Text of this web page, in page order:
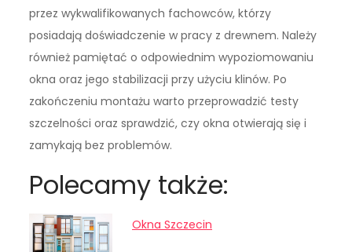
przez wykwalifikowanych fachowców, którzy
posiadają doświadczenie w pracy z drewnem. Należy
również pamiętać o odpowiednim wypoziomowaniu
okna oraz jego stabilizacji przy użyciu klinów. Po
zakończeniu montażu warto przeprowadzić testy
szczelności oraz sprawdzić, czy okna otwierają się i
zamykają bez problemów.
Polecamy także:
Okna Szczecin